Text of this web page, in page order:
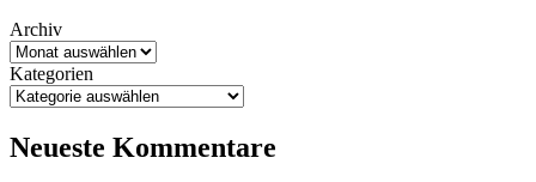
Archiv
Kategorien
Neueste Kommentare